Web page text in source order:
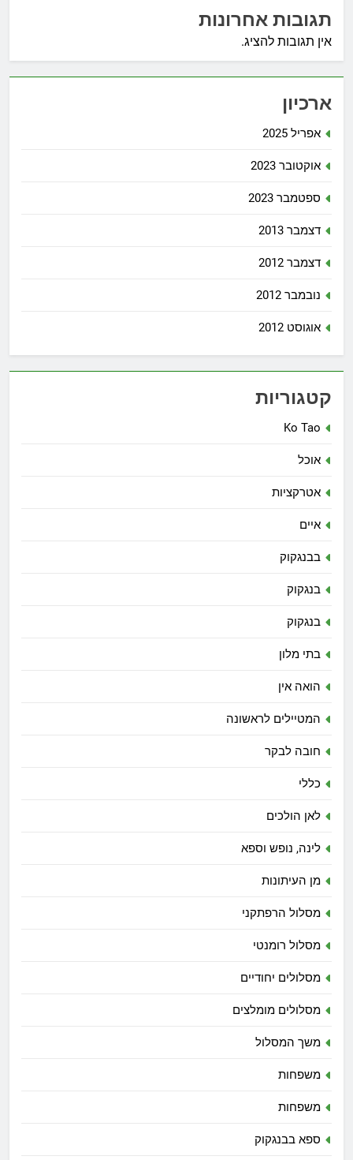
תגובות אחרונות
אין תגובות להציג.
ארכיון
אפריל 2025
אוקטובר 2023
ספטמבר 2023
דצמבר 2013
דצמבר 2012
נובמבר 2012
אוגוסט 2012
קטגוריות
Ko Tao
אוכל
אטרקציות
איים
בבנגקוק
בנגקוק
בנגקוק
בתי מלון
הואה אין
המטיילים לראשונה
חובה לבקר
כללי
לאן הולכים
לינה, נופש וספא
מן העיתונות
מסלול הרפתקני
מסלול רומנטי
מסלולים יחודיים
מסלולים מומלצים
משך המסלול
משפחות
משפחות
ספא בבנגקוק